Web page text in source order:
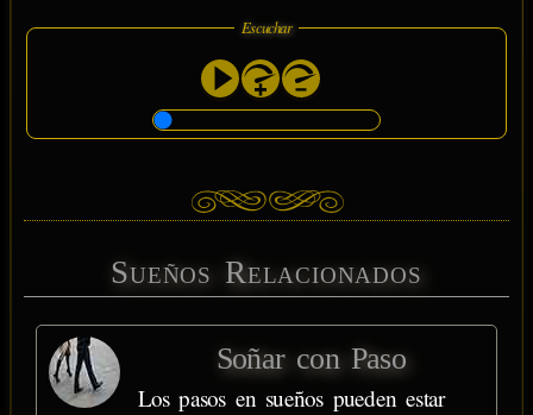
Escuchar
Sueños Relacionados
Soñar con Paso
Los pasos en sueños pueden estar